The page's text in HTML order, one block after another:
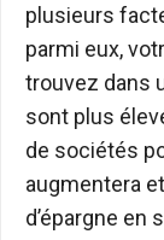
plusieurs
parmi eux,
trouvez dans
sont plus
de sociétés
augmentera
d’épargne en